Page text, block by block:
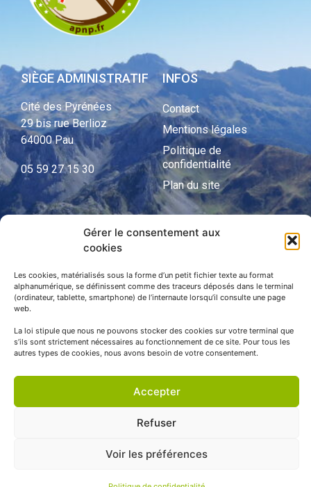
Gérer le consentement aux
cookies
Les cookies, matérialisés sous la forme d’un petit fichier texte au format
alphanumérique, se définissent comme des traceurs déposés dans le terminal
(ordinateur, tablette, smartphone) de l’internaute lorsqu’il consulte une page
web.
La loi stipule que nous ne pouvons stocker des cookies sur votre terminal que
s’ils sont strictement nécessaires au fonctionnement de ce site. Pour tous les
autres types de cookies, nous avons besoin de votre consentement.
Accepter
Refuser
Voir les préférences
SIÈGE ADMINISTRATIF
Cité des Pyrénées
29 bis rue Berlioz
64000 Pau
05 59 27 15 30
INFOS
Contact
Mentions légales
Politique de
confidentialité
Plan du site
Parc national des Pyrénées
© APNP Copyright Tous droits réservés © 1970 - 2023 | Une
réalisation Happiness -Agence de communication